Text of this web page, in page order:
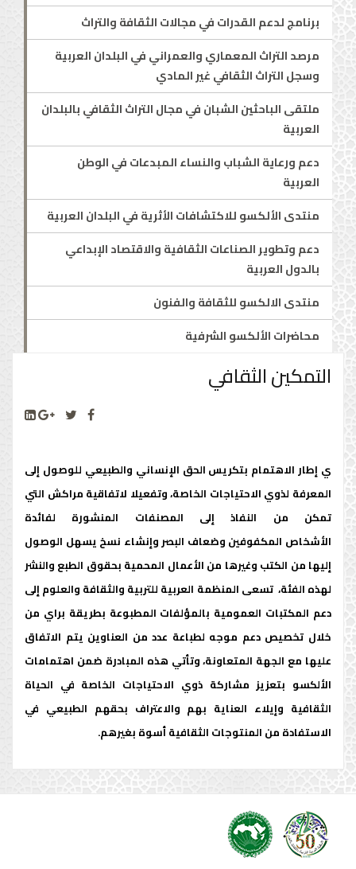
برنامج لدعم القدرات في مجالات الثقافة والتراث
مرصد التراث المعماري والعمراني في البلدان العربية
وسجل التراث الثقافي غير المادي
ملتقى الباحثين الشبان في مجال التراث الثقافي بالبلدان
العربية
دعم ورعاية الشباب والنساء المبدعات في الوطن
العربية
منتدى الألكسو للاكتشافات الأثرية في البلدان العربية
دعم وتطوير الصناعات الثقافية والاقتصاد الإبداعي
بالدول العربية
منتدى الالكسو للثقافة والفنون
محاضرات الألكسو الشرفية
التمكين الثقافي
ي إطار الاهتمام بتكريس الحق الإنساني والطبيعي للوصول إلى
المعرفة لذوي الاحتياجات الخاصة، وتفعيلا لاتفاقية مراكش التي
تمكن من النفاذ إلى المصنفات المنشورة لفائدة
الأشخاص المكفوفين وضعاف البصر وإنشاء نسخ يسهل الوصول
إليها من الكتب وغيرها من الأعمال المحمية بحقوق الطبع والنشر
لهذه الفئة، تسعى المنظمة العربية للتربية والثقافة والعلوم إلى
دعم المكتبات العمومية بالمؤلفات المطبوعة بطريقة براي من
خلال تخصيص دعم موجه لطباعة عدد من العناوين يتم الاتفاق
عليها مع الجهة المتعاونة، وتأتي هذه المبادرة ضمن اهتمامات
الألكسو بتعزيز مشاركة ذوي الاحتياجات الخاصة في الحياة
الثقافية وإيلاء العناية بهم والاعتراف بحقهم الطبيعي في
الاستفادة من المنتوجات الثقافية أسوة بغيرهم.